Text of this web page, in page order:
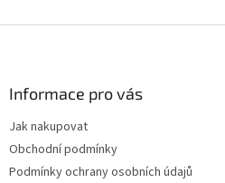
Informace pro vás
Jak nakupovat
Obchodní podmínky
Podmínky ochrany osobních údajů